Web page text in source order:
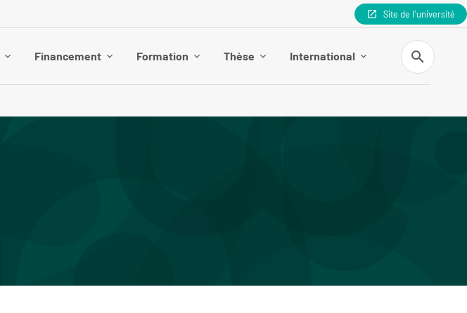
Site de l'université
Financement Formation Thèse International
Recherche